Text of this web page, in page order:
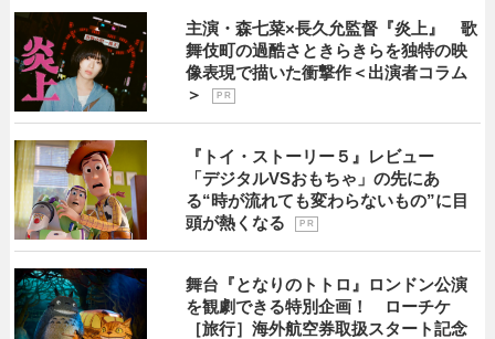
主演・森七菜×長久允監督『炎上』 歌
舞伎町の過酷さときらきらを独特の映
像表現で描いた衝撃作＜出演者コラム
＞
P R
『トイ・ストーリー５』レビュー
「デジタルVSおもちゃ」の先にあ
る“時が流れても変わらないもの”に目
頭が熱くなる
P R
舞台『となりのトトロ』ロンドン公演
を観劇できる特別企画！ ローチケ
［旅行］海外航空券取扱スタート記念